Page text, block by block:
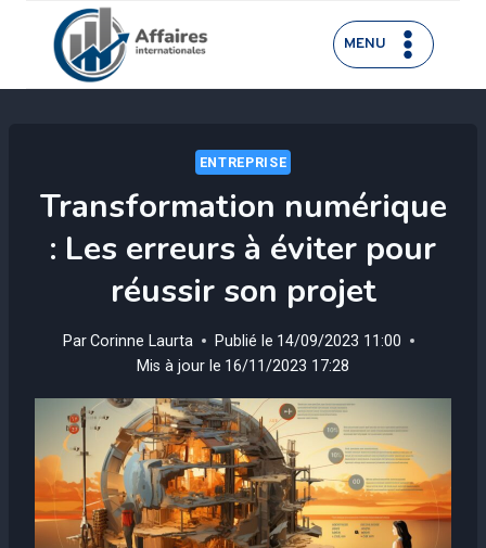
contenu
MENU
ENTREPRISE
Transformation numérique
: Les erreurs à éviter pour
réussir son projet
ParCorinne Laurta Publié le 14/09/2023 11:00
Mis à jour le 16/11/2023 17:28